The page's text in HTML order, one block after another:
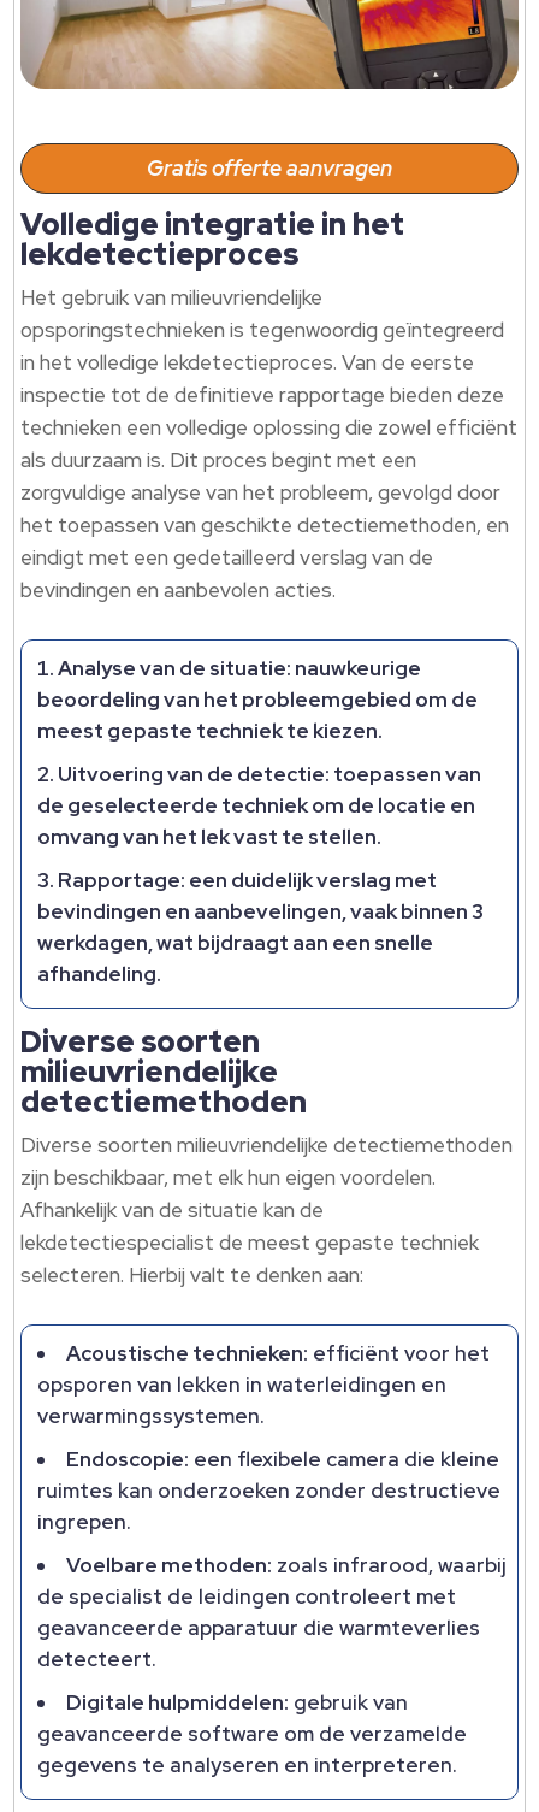
Gratis offerte aanvragen
Volledige integratie in het
lekdetectieproces
Het gebruik van milieuvriendelijke
opsporingstechnieken is tegenwoordig geïntegreerd
in het volledige lekdetectieproces. Van de eerste
inspectie tot de definitieve rapportage bieden deze
technieken een volledige oplossing die zowel efficiënt
als duurzaam is. Dit proces begint met een
zorgvuldige analyse van het probleem, gevolgd door
het toepassen van geschikte detectiemethoden, en
eindigt met een gedetailleerd verslag van de
bevindingen en aanbevolen acties.
Analyse van de situatie: nauwkeurige
beoordeling van het probleemgebied om de
meest gepaste techniek te kiezen.
Uitvoering van de detectie: toepassen van
de geselecteerde techniek om de locatie en
omvang van het lek vast te stellen.
Rapportage: een duidelijk verslag met
bevindingen en aanbevelingen, vaak binnen 3
werkdagen, wat bijdraagt aan een snelle
afhandeling.
Diverse soorten
milieuvriendelijke
detectiemethoden
Diverse soorten milieuvriendelijke detectiemethoden
zijn beschikbaar, met elk hun eigen voordelen.
Afhankelijk van de situatie kan de
lekdetectiespecialist de meest gepaste techniek
selecteren. Hierbij valt te denken aan:
Acoustische technieken: efficiënt voor het
opsporen van lekken in waterleidingen en
verwarmingssystemen.
Endoscopie: een flexibele camera die kleine
ruimtes kan onderzoeken zonder destructieve
ingrepen.
Voelbare methoden: zoals infrarood, waarbij
de specialist de leidingen controleert met
geavanceerde apparatuur die warmteverlies
detecteert.
Digitale hulpmiddelen: gebruik van
geavanceerde software om de verzamelde
gegevens te analyseren en interpreteren.